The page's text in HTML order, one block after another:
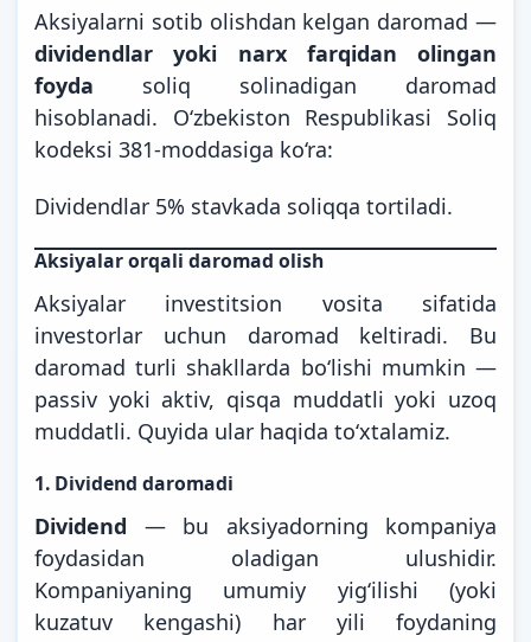
Aksiyalarni sotib olishdan kelgan daromad —
dividendlar yoki narx farqidan olingan
foyda soliq solinadigan daromad
hisoblanadi. O‘zbekiston Respublikasi Soliq
kodeksi 381-moddasiga ko‘ra:
Dividendlar 5% stavkada soliqqa tortiladi.
Aksiyalar orqali daromad olish
Aksiyalar investitsion vosita sifatida
investorlar uchun daromad keltiradi. Bu
daromad turli shakllarda bo‘lishi mumkin —
passiv yoki aktiv, qisqa muddatli yoki uzoq
muddatli. Quyida ular haqida to‘xtalamiz.
1. Dividend daromadi
Dividend — bu aksiyadorning kompaniya
foydasidan oladigan ulushidir.
Kompaniyaning umumiy yig‘ilishi (yoki
kuzatuv kengashi) har yili foydaning